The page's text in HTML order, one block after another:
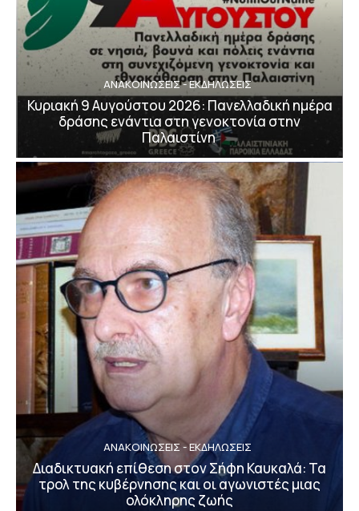
ΑΝΑΚΟΙΝΩΣΕΙΣ - ΕΚΔΗΛΩΣΕΙΣ
Κυριακή 9 Αυγούστου 2026: Πανελλαδική ημέρα
δράσης ενάντια στη γενοκτονία στην
Παλαιστίνη
ΑΝΑΚΟΙΝΩΣΕΙΣ - ΕΚΔΗΛΩΣΕΙΣ
Διαδικτυακή επίθεση στον Σήφη Καυκαλά: Τα
τρολ της κυβέρνησης και οι αγωνιστές μιας
ολόκληρης ζωής